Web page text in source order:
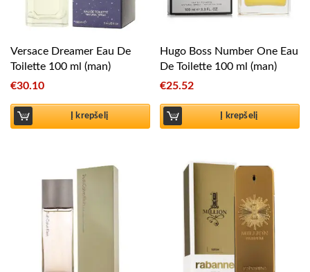
Versace Dreamer Eau De
Toilette 100 ml (man)
€30.10
Į krepšelį
Hugo Boss Number One Eau
De Toilette 100 ml (man)
€25.52
Į krepšelį